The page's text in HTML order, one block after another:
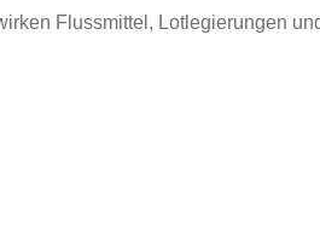
Flussmittel, Lotlegierungen